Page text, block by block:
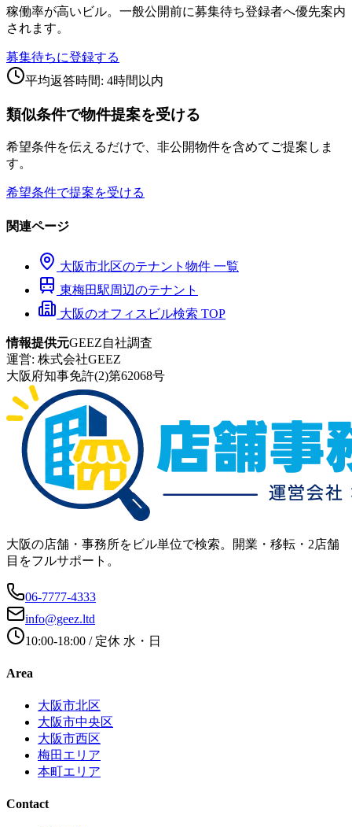
稼働率が高いビル。一般公開前に募集待ち登録者へ優先案内
されます。
募集待ちに登録する
平均返答時間: 4時間以内
類似条件で物件提案を受ける
希望条件を伝えるだけで、非公開物件を含めてご提案しま
す。
希望条件で提案を受ける
関連ページ
大阪市北区のテナント物件 一覧
東梅田駅周辺のテナント
大阪のオフィスビル検索 TOP
情報提供元GEEZ自社調査
運営: 株式会社GEEZ
大阪府知事免許(2)第62068号
大阪の店舗・事務所をビル単位で検索。開業・移転・2店舗
目をフルサポート。
06-7777-4333
info@geez.ltd
10:00-18:00 / 定休 水・日
Area
大阪市北区
大阪市中央区
大阪市西区
梅田エリア
本町エリア
Contact